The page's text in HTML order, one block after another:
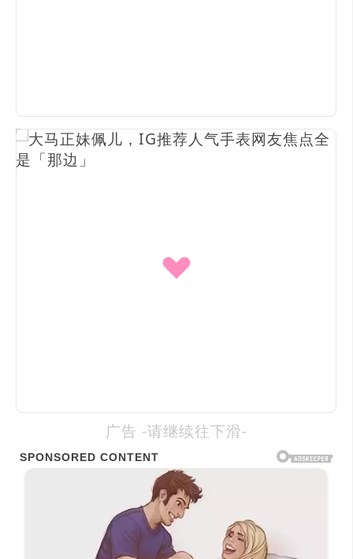
广告 -请继续往下滑-